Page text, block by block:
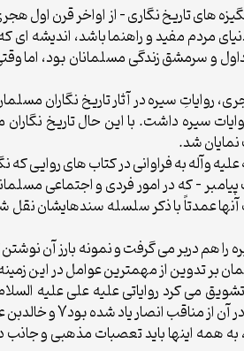
هاى تاريخ نگارى – از اواخر قرن
رواياتِ سيره در آثار تاريخ
روايات سيره داشت. با اين حال تاريخ
نمايان شد.
وآله به فراوانى در كتاب هاى
– كه در امور فردى و اجتماعى
آنها عمدتاً با ذكر سلسله سندهايشان
را هم دربر مى گرفت و نمونه بارز آن
تدوين از مهمترين عوامل در اين
(سليمان بن
قرار داشتند، به همه اينها بايد تعصبات